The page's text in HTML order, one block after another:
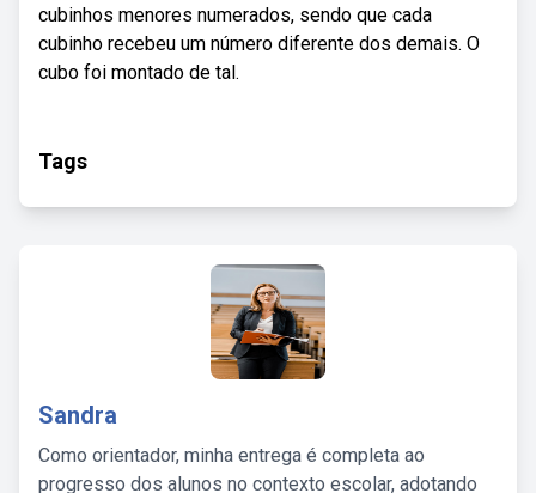
cubinhos menores numerados, sendo que cada
cubinho recebeu um número diferente dos demais. O
cubo foi montado de tal.
Tags
Sandra
Como orientador, minha entrega é completa ao
progresso dos alunos no contexto escolar, adotando